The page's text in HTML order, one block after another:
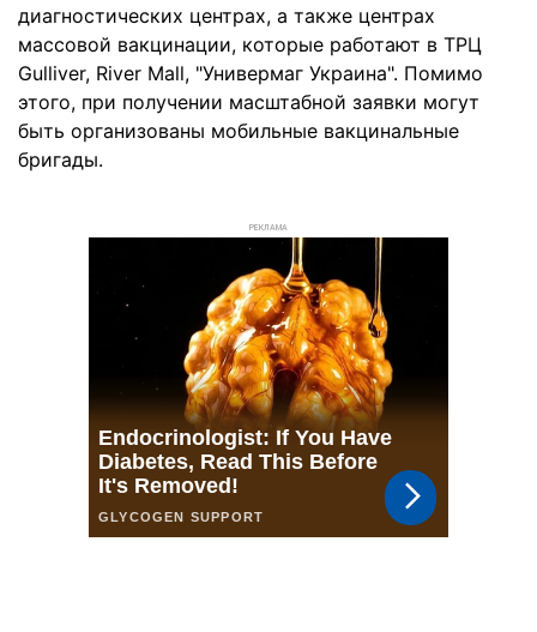
диагностических центрах, а также центрах
массовой вакцинации, которые работают в ТРЦ
Gulliver, River Mall, "Универмаг Украина". Помимо
этого, при получении масштабной заявки могут
быть организованы мобильные вакцинальные
бригады.
РЕКЛАМА